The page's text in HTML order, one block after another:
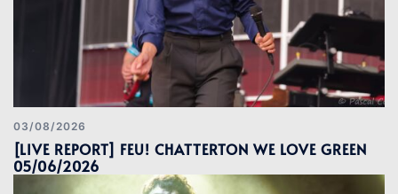
03/08/2026
[LIVE REPORT] FEU! CHATTERTON WE LOVE GREEN
05/06/2026